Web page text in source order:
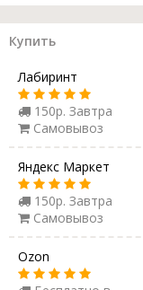
Купить
Лабиринт
150р. Завтра
Самовывоз
Яндекс Маркет
150р. Завтра
Самовывоз
Ozon